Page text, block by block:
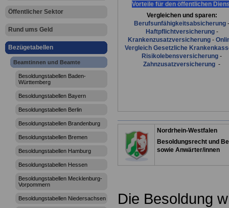
Öffentlicher Sektor
Rund ums Geld
Bezügetabellen
Beamtinnen und Beamte
Besoldungstabellen Baden-
Württemberg
Besoldungstabellen Bayern
Besoldungstabellen Berlin
Besoldungstabellen Brandenburg
Besoldungstabellen Bremen
Besoldungstabellen Hamburg
Besoldungstabellen Hessen
Besoldungstabellen Mecklenburg-
Vorpommern
Besoldungstabellen Niedersachsen
Vorteile für den öffentlichen
Vergleichen und sparen:
Berufsunfähigkeitsabsicherung -
Haftpflichtversicherung-
Krankenzusatzversicherung-
Vergleich Gesetzliche
Risikolebensversicherung -
Zahnzusatzversicherung -
Nordrhein-Westfalen
Besoldungsrecht und
sowie Anwärter/innen
Die Besoldung